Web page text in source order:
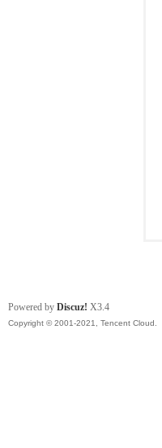
Powered by Discuz! X3.4
Copyright © 2001-2021, Tencent Cloud.